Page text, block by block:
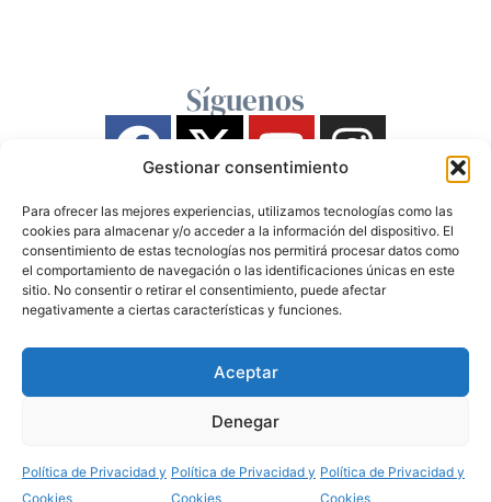
Gestionar consentimiento
Para ofrecer las mejores experiencias, utilizamos tecnologías como las
cookies para almacenar y/o acceder a la información del dispositivo. El
consentimiento de estas tecnologías nos permitirá procesar datos como
el comportamiento de navegación o las identificaciones únicas en este
sitio. No consentir o retirar el consentimiento, puede afectar
negativamente a ciertas características y funciones.
Aceptar
Denegar
Política de Privacidad y
Cookies
Política de Privacidad y
Cookies
Política de Privacidad y
Cookies
Síguenos